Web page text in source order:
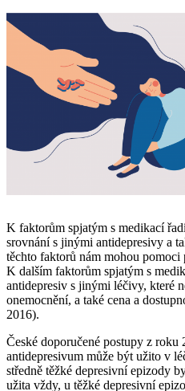
K faktorům spjatým s medikací
srovnání s jinými antidepresivy a
těchto faktorů nám mohou pomoci
K dalším faktorům spjatým s
antidepresiv s jinými léčivy, které
onemocnění, a také cena a
2016).
České doporučené postupy z
antidepresivum může být užito v
středně těžké depresivní epizody
užita vždy, u těžké depresivní